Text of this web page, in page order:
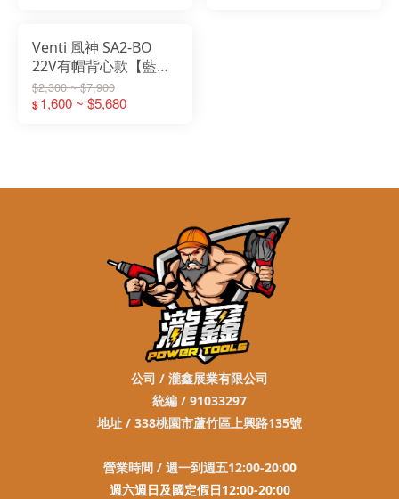
Venti 風神 SA2-BO
22V有帽背心款【藍
橘】
$2,300 ~ $7,900
$1,600 ~ $5,680
公司 / 瀧鑫展業有限公司
統編 / 91033297
地址 / 338桃園市蘆竹區上興路135號
營業時間 / 週一到週五12:00-20:00
週六週日及國定假日12:00-20:00